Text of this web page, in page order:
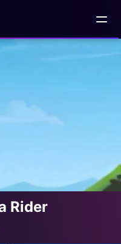
Rider